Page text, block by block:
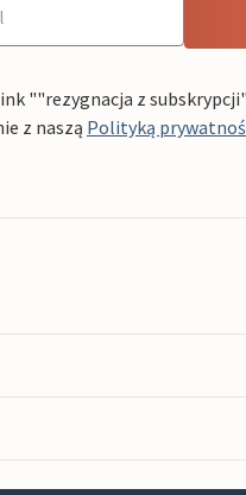
""rezygnacja z
z naszą Polityką